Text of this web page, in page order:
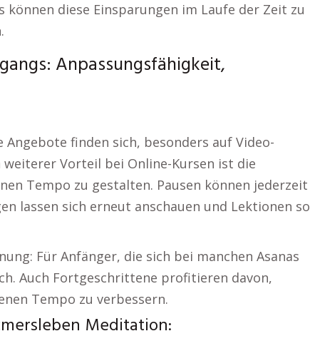
können diese Einsparungen im Laufe der Zeit zu
Anpassungsfähigkeit,
finden sich, besonders auf Video-
Vorteil bei Online-Kursen ist die
Tempo zu gestalten. Pausen können jederzeit
lassen sich erneut anschauen und Lektionen so
Für Anfänger, die sich bei manchen Asanas
Auch Fortgeschrittene profitieren davon,
Tempo zu verbessern.
Meditation: